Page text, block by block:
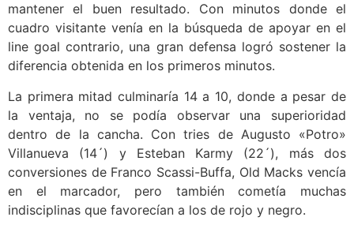
mantener el buen resultado. Con minutos donde el
cuadro visitante venía en la búsqueda de apoyar en el
line goal contrario, una gran defensa logró sostener la
diferencia obtenida en los primeros minutos.
La primera mitad culminaría 14 a 10, donde a pesar de
la ventaja, no se podía observar una superioridad
dentro de la cancha. Con tries de Augusto «Potro»
Villanueva (14´) y Esteban Karmy (22´), más dos
conversiones de Franco Scassi-Buffa, Old Macks vencía
en el marcador, pero también cometía muchas
indisciplinas que favorecían a los de rojo y negro.